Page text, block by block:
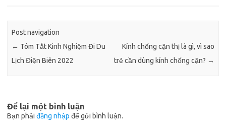
Post navigation
← Tóm Tắt Kinh Nghiệm Đi Du
Lịch Điện Biên 2022
Kính chống cận thị là gì, vì sao
trẻ cần dùng kính chống cận? →
Để lại một bình luận
Bạn phải đăng nhập để gửi bình luận.